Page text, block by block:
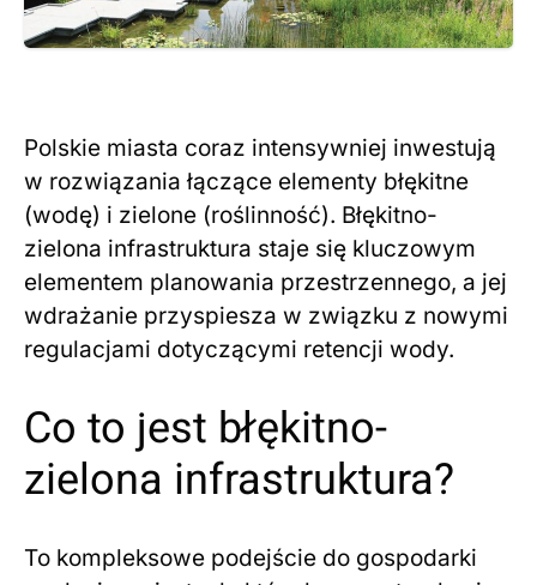
Polskie miasta coraz intensywniej inwestują
w rozwiązania łączące elementy błękitne
(wodę) i zielone (roślinność). Błękitno-
zielona infrastruktura staje się kluczowym
elementem planowania przestrzennego, a jej
wdrażanie przyspiesza w związku z nowymi
regulacjami dotyczącymi retencji wody.
Co to jest błękitno-
zielona infrastruktura?
To kompleksowe podejście do gospodarki